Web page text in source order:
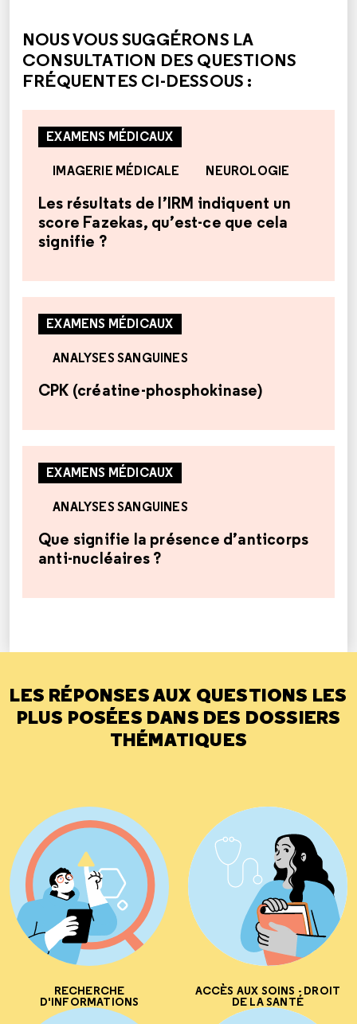
NOUS VOUS SUGGÉRONS LA
CONSULTATION DES QUESTIONS
FRÉQUENTES CI-DESSOUS :
EXAMENS MÉDICAUX
IMAGERIE MÉDICALE NEUROLOGIE
Les résultats de l’IRM indiquent un
score Fazekas, qu’est-ce que cela
signifie ?
EXAMENS MÉDICAUX
ANALYSES SANGUINES
CPK (créatine-phosphokinase)
EXAMENS MÉDICAUX
ANALYSES SANGUINES
Que signifie la présence d’anticorps
anti-nucléaires ?
LES RÉPONSES AUX QUESTIONS LES
PLUS POSÉES DANS DES DOSSIERS
THÉMATIQUES
RECHERCHE
D'INFORMATIONS
ACCÈS AUX SOINS - DROIT
DE LA SANTÉ